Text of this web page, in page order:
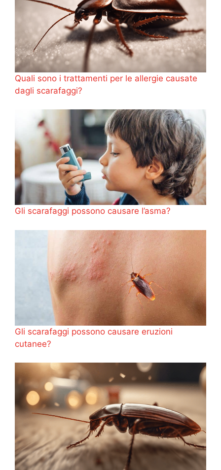
Quali sono i trattamenti per le allergie causate
dagli scarafaggi?
Gli scarafaggi possono causare l’asma?
Gli scarafaggi possono causare eruzioni
cutanee?